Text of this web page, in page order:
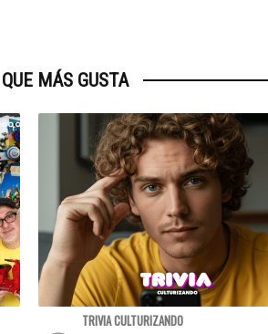
MÁS GUSTA
TRIVIA CULTURIZANDO